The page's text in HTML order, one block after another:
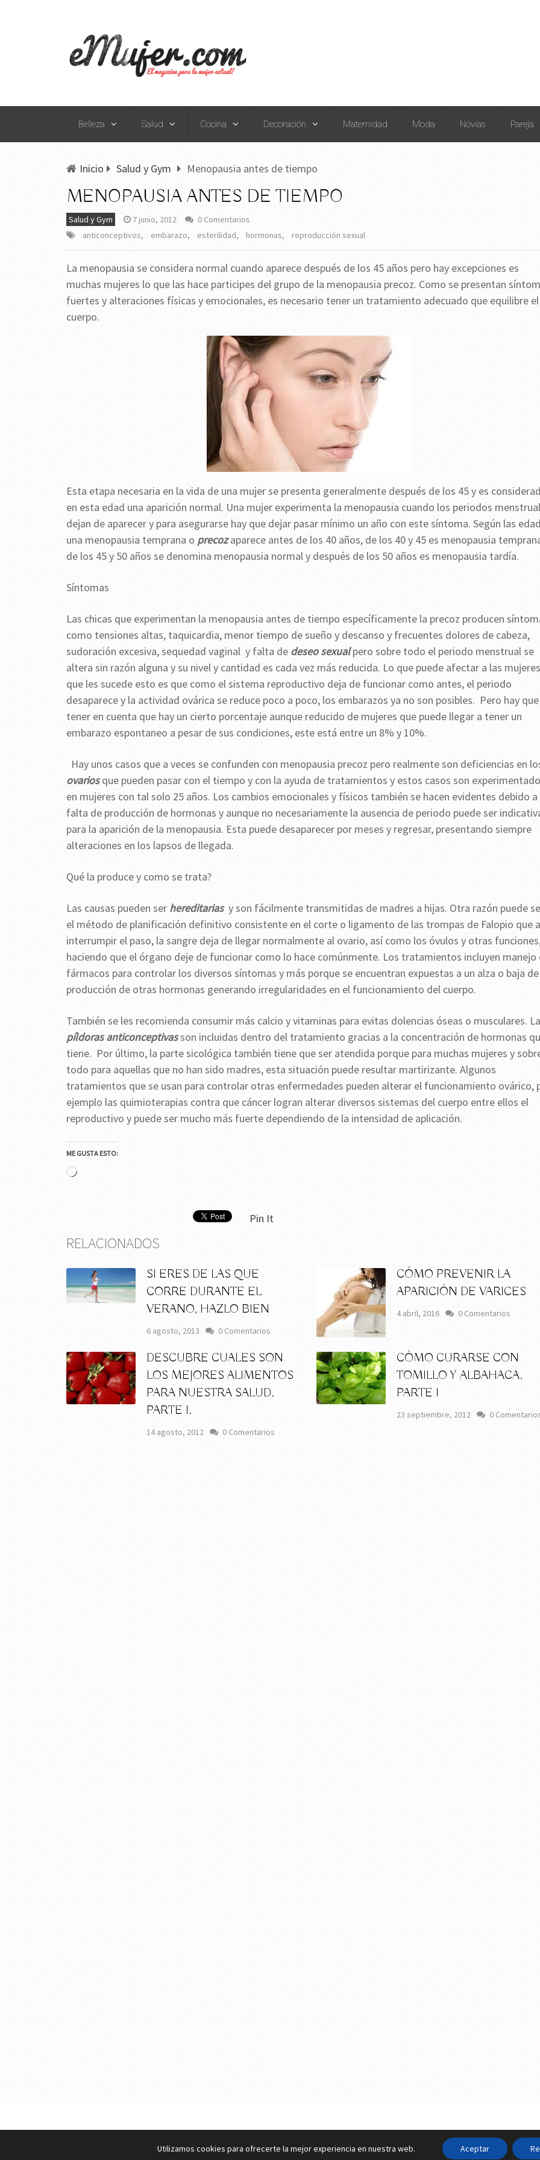
Belleza Salud Cocina Decoración Maternidad Moda Novias Pareja
Inicio Salud y Gym Menopausia antes de tiempo
MENOPAUSIA ANTES DE TIEMPO
Salud y Gym 7 junio, 2012
0 Comentarios
anticonceptivos, embarazo, esterilidad, hormonas, reproducción sexual
La menopausia se considera normal cuando aparece después de los 45 años pero hay excepciones es
muchas mujeres lo que las hace participes del grupo de la menopausia precoz. Como se presentan
fuertes y alteraciones físicas y emocionales, es necesario tener un tratamiento adecuado que equilibre el
cuerpo.
Esta etapa necesaria en la vida de una mujer se presenta generalmente después de los 45 y es
en esta edad una aparición normal. Una mujer experimenta la menopausia cuando los periodos
dejan de aparecer y para asegurarse hay que dejar pasar mínimo un año con este síntoma. Según las
una menopausia temprana o precozaparece antes de los 40 años, de los 40 y 45 es menopausia
de los 45 y 50 años se denomina menopausia normal y después de los 50 años es menopausia tardía.
Síntomas
Las chicas que experimentan la menopausia antes de tiempo específicamente la precoz producen
como tensiones altas, taquicardia, menor tiempo de sueño y descanso y frecuentes dolores de cabeza,
sudoración excesiva, sequedad vaginal y falta de deseo sexualpero sobre todo el periodo menstrual se
altera sin razón alguna y su nivel y cantidad es cada vez más reducida. Lo que puede afectar a las mujeres
que les sucede esto es que como el sistema reproductivo deja de funcionar como antes, el periodo
desaparece y la actividad ovárica se reduce poco a poco, los embarazos ya no son posibles. Pero hay que
tener en cuenta que hay un cierto porcentaje aunque reducido de mujeres que puede llegar a tener un
embarazo espontaneo a pesar de sus condiciones, este está entre un 8% y 10%.
Hay unos casos que a veces se confunden con menopausia precoz pero realmente son deficiencias en
ovarios que pueden pasar con el tiempo y con la ayuda de tratamientos y estos casos son
en mujeres con tal solo 25 años. Los cambios emocionales y físicos también se hacen evidentes debido a
falta de producción de hormonas y aunque no necesariamente la ausencia de periodo puede ser
para la aparición de la menopausia. Esta puede desaparecer por meses y regresar, presentando siempre
alteraciones en los lapsos de llegada.
Qué la produce y como se trata?
Las causas pueden ser hereditarias y son fácilmente transmitidas de madres a hijas. Otra razón puede
el método de planificación definitivo consistente en el corte o ligamento de las trompas de Falopio que
interrumpir el paso, la sangre deja de llegar normalmente al ovario, así como los óvulos y otras
haciendo que el órgano deje de funcionar como lo hace comúnmente. Los tratamientos incluyen manejo
fármacos para controlar los diversos síntomas y más porque se encuentran expuestas a un alza o baja
producción de otras hormonas generando irregularidades en el funcionamiento del cuerpo.
También se les recomienda consumir más calcio y vitaminas para evitas dolencias óseas o musculares.
píldoras anticonceptivasson incluidas dentro del tratamiento gracias a la concentración de hormonas
tiene. Por último, la parte sicológica también tiene que ser atendida porque para muchas mujeres y
todo para aquellas que no han sido madres, esta situación puede resultar martirizante. Algunos
tratamientos que se usan para controlar otras enfermedades pueden alterar el funcionamiento ovárico,
ejemplo las quimioterapias contra que cáncer logran alterar diversos sistemas del cuerpo entre ellos el
reproductivo y puede ser mucho más fuerte dependiendo de la intensidad de aplicación.
ME GUSTA ESTO:
Cargando...
Pin It
RELACIONADOS
SI ERES DE LAS QUE
CORRE DURANTE EL
VERANO, HAZLO BIEN
6 agosto, 2013 0 Comentarios
CÓMO PREVENIR LA
APARICIÓN DE VARICES
4 abril, 2016 0 Comentarios
DESCUBRE CUALES SON
LOS MEJORES ALIMENTOS
PARA NUESTRA SALUD.
PARTE I.
14 agosto, 2012 0 Comentarios
CÓMO CURARSE CON
TOMILLO Y ALBAHACA.
PARTE I
23 septiembre, 2012 0
Contactar ||
Utilizamos cookies para ofrecerte la mejor experiencia en nuestra web. Aceptar